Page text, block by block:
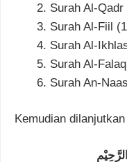
Surah Al-Qadr
Surah Al-Fiil
Surah Al-
Surah Al-
Surah An-
Kemudian